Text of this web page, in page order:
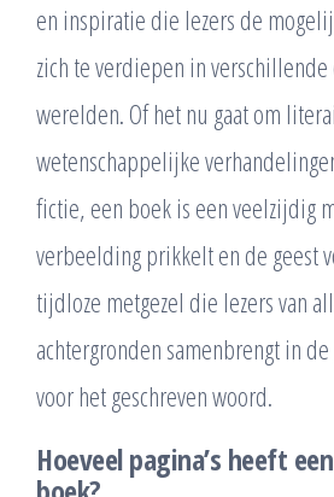
en inspiratie die lezers de
zich te verdiepen in
werelden. Of het nu gaat om
wetenschappelijke
fictie, een boek is een veelzijdig
verbeelding prikkelt en de geest
tijdloze metgezel die lezers van
achtergronden samenbrengt in
voor het geschreven woord.
Hoeveel pagina’s heeft